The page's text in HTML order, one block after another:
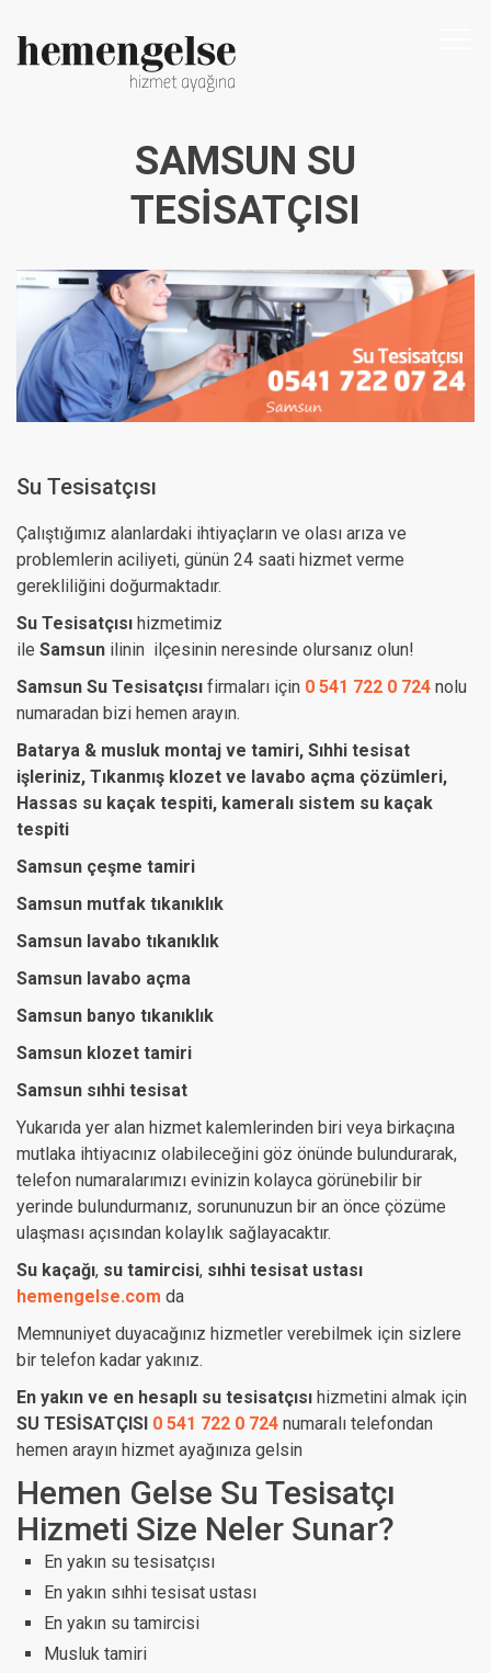
SAMSUN SU
TESISATÇISI
Su Tesisatçısı
Çalıştığımız alanlardaki ihtiyaçların ve olası arıza ve
problemlerin aciliyeti, günün 24 saati hizmet verme
gerekliliğini doğurmaktadır.
Su Tesisatçısı hizmetimiz
ile Samsun ilinin ilçesinin neresinde olursanız olun!
Samsun Su Tesisatçısı firmaları için 0 541 722 0 724 nolu
numaradan bizi hemen arayın.
Batarya & musluk montaj ve tamiri, Sıhhi tesisat
işleriniz, Tıkanmış klozet ve lavabo açma çözümleri,
Hassas su kaçak tespiti, kameralı sistem su kaçak
tespiti
Samsun çeşme tamiri
Samsun mutfak tıkanıklık
Samsun lavabo tıkanıklık
Samsun lavabo açma
Samsun banyo tıkanıklık
Samsun klozet tamiri
Samsun sıhhi tesisat
Yukarıda yer alan hizmet kalemlerinden biri veya birkaçına
mutlaka ihtiyacınız olabileceğini göz önünde bulundurarak,
telefon numaralarımızı evinizin kolayca görünebilir bir
yerinde bulundurmanız, sorununuzun bir an önce çözüme
ulaşması açısından kolaylık sağlayacaktır.
Su kaçağı, su tamircisi, sıhhi tesisat ustası
hemengelse.com da
Memnuniyet duyacağınız hizmetler verebilmek için sizlere
bir telefon kadar yakınız.
En yakın ve en hesaplı su tesisatçısı hizmetini almak için
SU TESİSATÇISI 0 541 722 0 724 numaralı telefondan
hemen arayın hizmet ayağınıza gelsin
Hemen Gelse Su Tesisatçı
Hizmeti Size Neler Sunar?
En yakın su tesisatçısı
En yakın sıhhi tesisat ustası
En yakın su tamircisi
Musluk tamiri